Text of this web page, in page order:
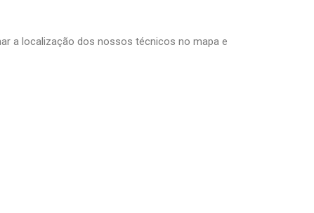
a localização dos nossos técnicos no mapa e